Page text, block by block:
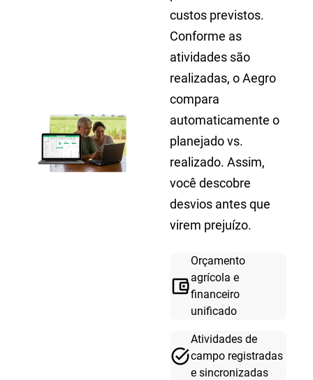
custos previstos.
Conforme as
atividades são
realizadas, o Aegro
compara
automaticamente o
planejado vs.
realizado. Assim,
você descobre
desvios antes que
virem prejuízo.
account_balance_wallet
Orçamento
agrícola e
financeiro
unificado
task_alt
Atividades de
campo registradas
e sincronizadas